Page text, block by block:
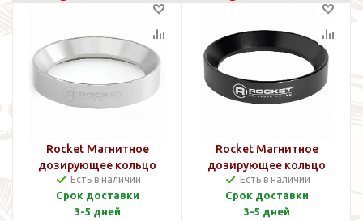
Rocket Магнитное
дозирующее кольцо
(Трихтер) Алюминий 58
мм
Есть в наличии
Срок доставки
3-5 дней
Rocket Магнитное
дозирующее кольцо
(Трихтер) Черный 58 мм
Есть в наличии
Срок доставки
3-5 дней